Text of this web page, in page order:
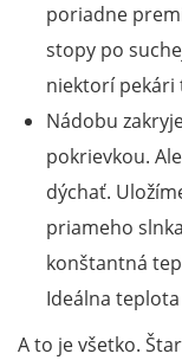
poriadne
stopy po
niektorí
Nádobu
pokrievkou.
dýchať.
priameho
konštantná
Ideálna
A to je všetko.